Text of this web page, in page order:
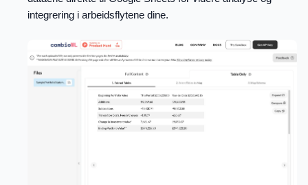
integrering i arbeidsflytene dine.